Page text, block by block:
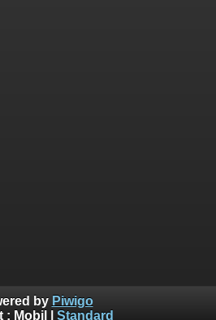
by Piwigo
: Mobil Standard